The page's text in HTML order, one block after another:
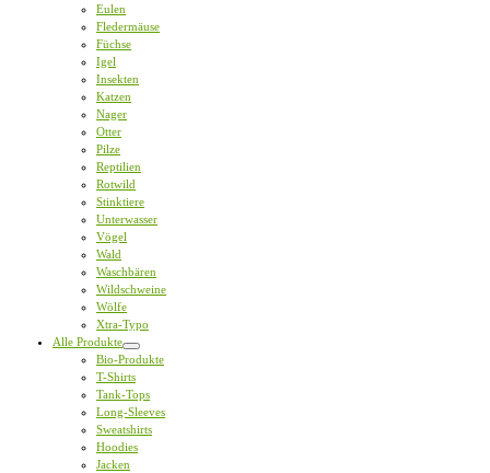
Eulen
Fledermäuse
Füchse
Igel
Insekten
Katzen
Nager
Otter
Pilze
Reptilien
Rotwild
Stinktiere
Unterwasser
Vögel
Wald
Waschbären
Wildschweine
Wölfe
Xtra-Typo
Alle Produkte
Bio-Produkte
T-Shirts
Tank-Tops
Long-Sleeves
Sweatshirts
Hoodies
Jacken